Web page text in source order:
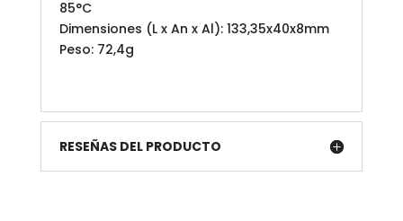
85°C
Dimensiones (L x An x Al): 133,35x40x8mm
Peso: 72,4g
RESEÑAS DEL PRODUCTO